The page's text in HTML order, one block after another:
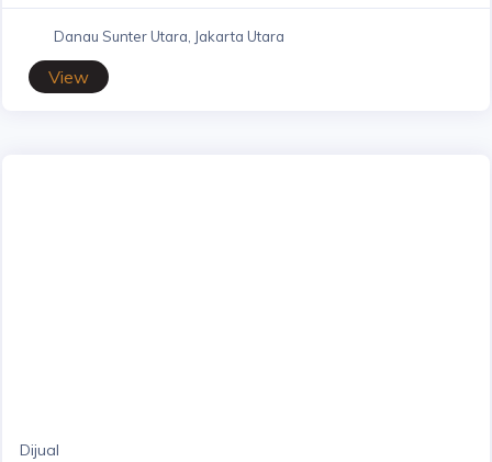
Danau Sunter Utara, Jakarta Utara
View
Dijual